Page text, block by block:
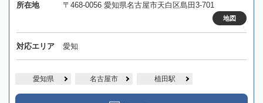
所在地 〒468-0056 愛知県名古屋市天白区島田3-701
地図
対応エリア 愛知
愛知県 名古屋市 植田駅